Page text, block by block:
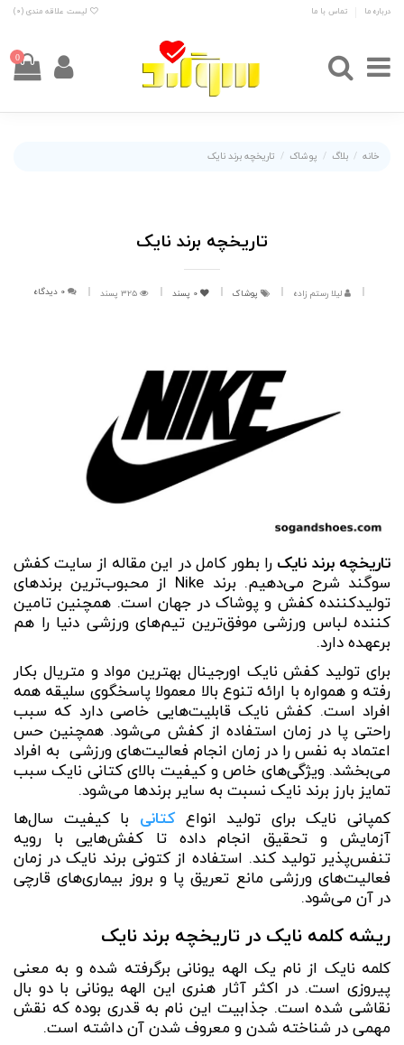
درباره ما تماس با ما لیست علاقه مندی (0
)
0
خانه بلاگ پوشاک تاریخچه برند نایک
تاریخچه برند نایک
لیلا رستم زاده پوشاک 0 پسند 325 پسند 0 دیدگاه
تاریخچه برند نایک را بطور کامل در این مقاله از سایت کفش
سوگند شرح می‌دهیم. برند Nike از محبوب‌ترین برندهای
تولیدکننده کفش و پوشاک در جهان است. همچنین تامین‌
کننده لباس ورزشی موفق‌ترین تیم‌های ورزشی دنیا را هم
برعهده دارد.
برای تولید کفش نایک اورجینال بهترین مواد و متریال بکار
رفته و همواره با ارائه تنوع بالا معمولا پاسخگوی سلیقه‌ همه
افراد است. کفش نایک قابلیت‌هایی خاصی دارد که سبب
راحتی پا در زمان استفاده از کفش می‌شود. همچنین حس
اعتماد به‌ نفس را در زمان انجام فعالیت‌های ورزشی به افراد
می‌بخشد. ویژگی‌های خاص و کیفیت بالای کتانی نایک سبب
تمایز بارز برند نایک نسبت به سایر برندها می‌شود.
کمپانی نایک برای تولید انواع کتانی با کیفیت سال‌ها
آزمایش و تحقیق انجام داده تا کفش‌هایی با رویه
تنفس‌پذیر تولید کند. استفاده از کتونی برند نایک در زمان
فعالیت‌های ورزشی مانع تعریق پا و بروز بیماری‌های قارچی
در آن می‌شود.
ریشه کلمه نایک در تاریخچه برند نایک
کلمه نایک از نام یک الهه یونانی برگرفته شده و به معنی
پیروزی است. در اکثر آثار هنری این الهه یونانی با دو بال
نقاشی شده است. جذابیت این نام به قدری بوده که نقش
مهمی در شناخته شدن و معروف شدن آن داشته است.